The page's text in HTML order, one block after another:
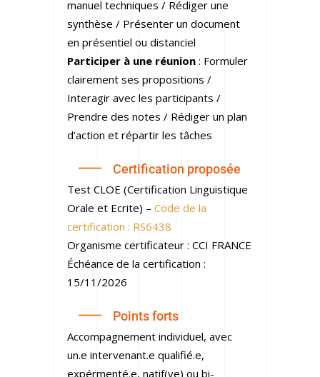
manuel techniques / Rédiger une
synthèse / Présenter un document
en présentiel ou distanciel
Participer à une réunion : Formuler
clairement ses propositions /
Interagir avec les participants /
Prendre des notes / Rédiger un plan
d’action et répartir les tâches
Certification proposée
Test CLOE (Certification Linguistique
Orale et Ecrite) – Code de la
certification : RS6438
Organisme certificateur : CCI FRANCE
Échéance de la certification :
15/11/2026
Points forts
Accompagnement individuel, avec
un.e intervenant.e qualifié.e,
expérmenté.e, natif(ve) ou bi-